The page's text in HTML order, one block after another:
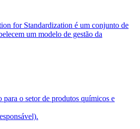
for Standardization é um conjunto de
um modelo de gestão da
para o setor de produtos químicos e